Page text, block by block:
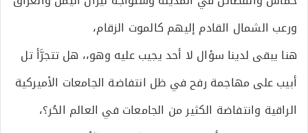
ورعب الشمال القادم إليهم كالموت الزقام،
هنا يبقى لدينا سؤال لا أحد يجيب عليه وهو،، هل تتجرَّأ تل
أبيب على مهاجمة رفح في ظل انتفاضة الجامعات الأميركية
الراقية وانتفاضة الكثير من الجامعات في العالم الحُر؟،